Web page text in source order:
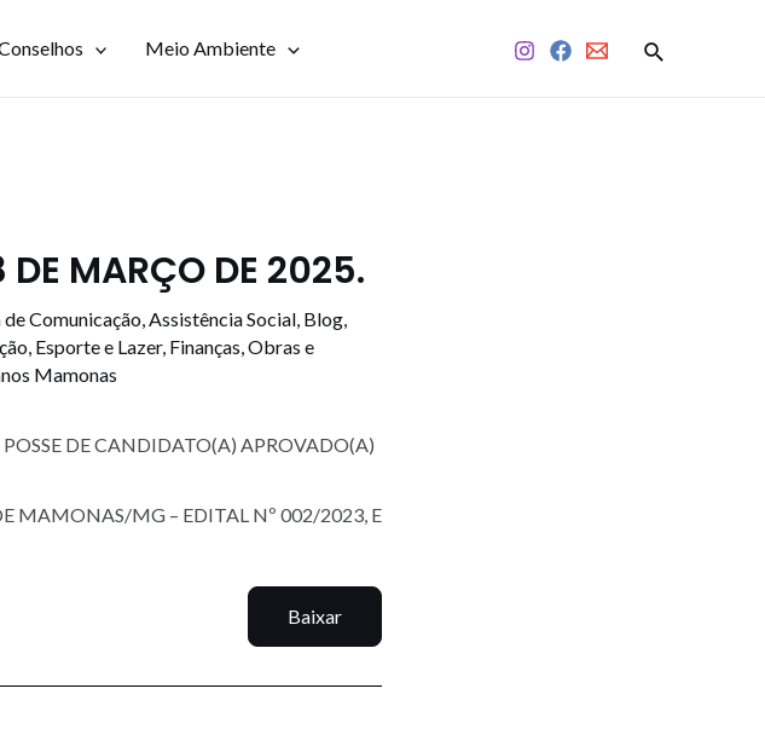
Meio Ambiente
MARÇO DE 2025.
Comunicação,Assistência Social, Blog,
, Esporte e Lazer, Finanças,Obras e
Mamonas
DE CANDIDATO(A) APROVADO(A)
MAMONAS/MG – EDITAL Nº 002/2023, E
Baixar